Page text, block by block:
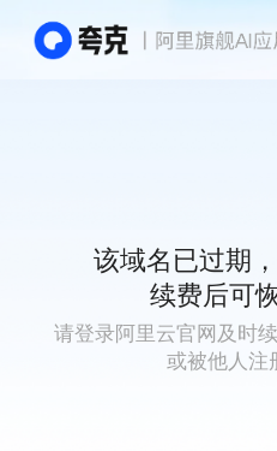
该域名已过期
续费后可
请登录阿里云官网及时
或被他人注